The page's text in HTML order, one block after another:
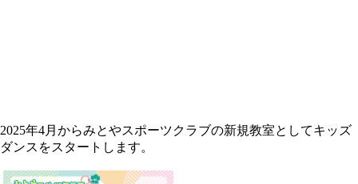
2025年4月からみとやスポーツクラブの新規教室としてキッズ
ダンスをスタートします。